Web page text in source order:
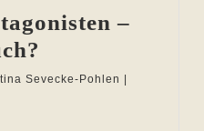
–
der
Sevecke-Pohlen Martina